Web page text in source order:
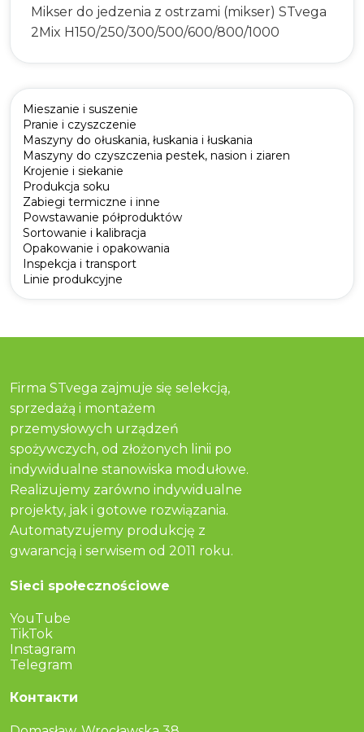
Mikser do jedzenia z ostrzami (mikser) STvega
2Mix H150/250/300/500/600/800/1000
Mieszanie i suszenie
Pranie i czyszczenie
Maszyny do ołuskania, łuskania i łuskania
Maszyny do czyszczenia pestek, nasion i ziaren
Krojenie i siekanie
Produkcja soku
Zabiegi termiczne i inne
Powstawanie półproduktów
Sortowanie i kalibracja
Opakowanie i opakowania
Inspekcja i transport
Linie produkcyjne
Firma STvega zajmuje się selekcją,
sprzedażą i montażem
przemysłowych urządzeń
spożywczych, od złożonych linii po
indywidualne stanowiska modułowe.
Realizujemy zarówno indywidualne
projekty, jak i gotowe rozwiązania.
Automatyzujemy produkcję z
gwarancją i serwisem od 2011 roku.
Sieci społecznościowe
YouTube
TikTok
Instagram
Telegram
Контакти